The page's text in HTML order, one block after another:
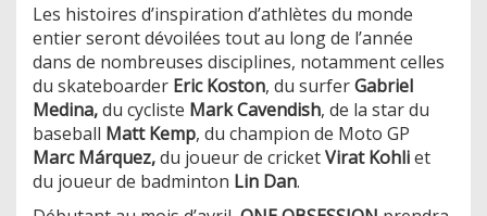
Les histoires d’inspiration d’athlètes du monde
entier seront dévoilées tout au long de l’année
dans de nombreuses disciplines, notamment celles
du skateboarder Eric Koston, du surferGabriel
Medina,du cycliste Mark Cavendish, de la star du
baseball Matt Kemp, du champion de Moto GP
Marc Márquez,du joueur de cricketVirat Kohliet
du joueur de badminton Lin Dan.